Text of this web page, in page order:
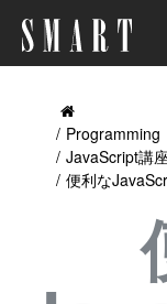
Programming
JavaScript講座
便利な